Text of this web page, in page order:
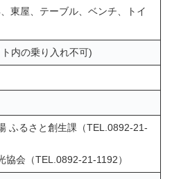
東屋、テーブル、ベンチ、トイ
内の乗り入れ不可)
ふるさと創生課（TEL.0892-21-
協会（TEL.0892-21-1192）